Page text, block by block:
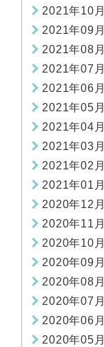
2021年10月
2021年09月
2021年08月
2021年07月
2021年06月
2021年05月
2021年04月
2021年03月
2021年02月
2021年01月
2020年12月
2020年11月
2020年10月
2020年09月
2020年08月
2020年07月
2020年06月
2020年05月